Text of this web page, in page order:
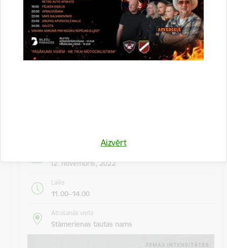
Aizvērt
12. novembris, 2022
Laiks
11.00–14.00
Atrašanās vieta
Stāmerienas tautas nams